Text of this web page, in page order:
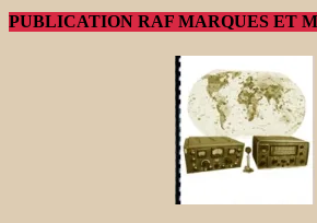
PUBLICATION RAF MARQUES ET